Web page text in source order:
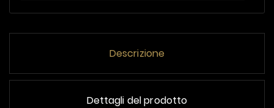
Descrizione
Dettagli del prodotto